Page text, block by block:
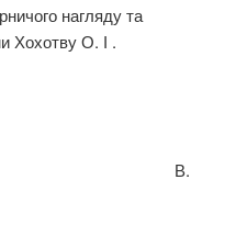
на­гляду та
Хохотву О. І .